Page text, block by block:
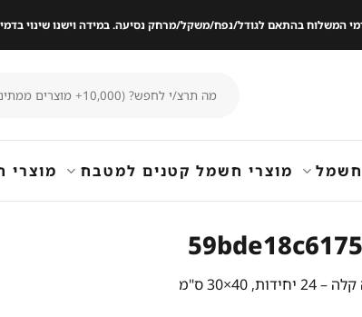
המשלוח בהתאם לגודל/נפח/משקל/מרחק נסיעה. במידה וישנו שינוי
עבור:
חשמל מוצרי חשמל קטנים למטבח מוצרי
40×30 ס"מ